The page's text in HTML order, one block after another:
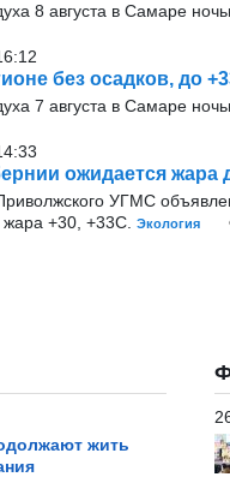
8 августа в Самаре
без осадков, до
7 августа в Самаре
ожидается жара
УГМС
+30, +33С.
Экология
жить